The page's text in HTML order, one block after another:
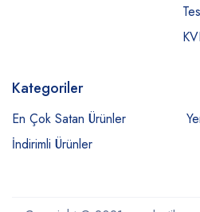
Kategoriler
En Çok Satan Ürünler
İndirimli Ürünler